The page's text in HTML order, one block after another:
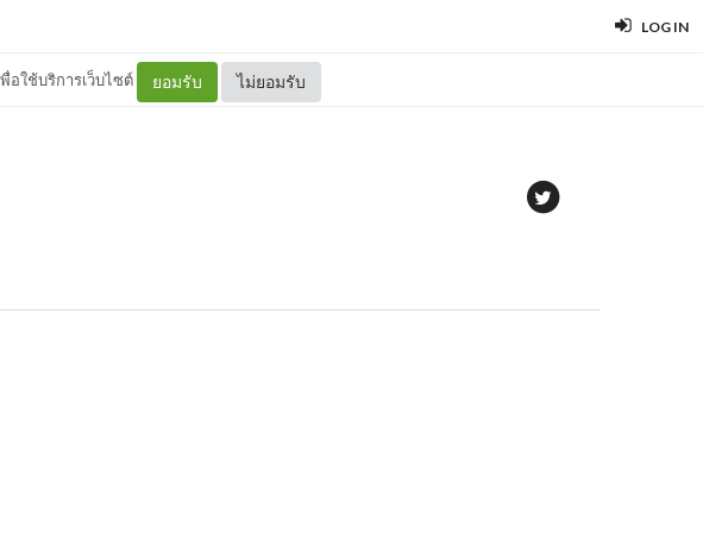
LOG IN
พื่อใช้บริการเว็บไซต์ ยอมรับ ไม่ยอมรับ